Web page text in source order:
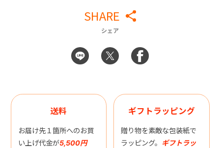
SHARE
シェア
送料
お届け先１箇所へのお買
い上げ代金が5,500円
ギフトラッピング
贈り物を素敵な包装紙で
ラッピング。 ギフトラッ